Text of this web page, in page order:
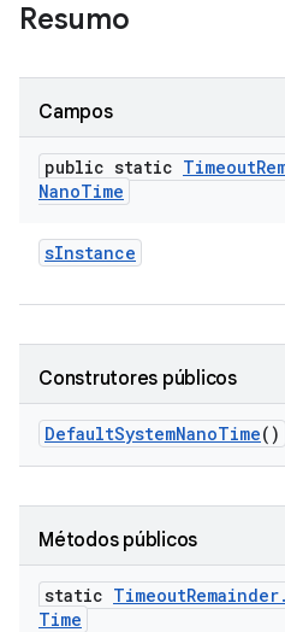
Resumo
Campos
public static Timeout
NanoTime
sInstance
Construtores públicos
DefaultSystemNanoTime()
Métodos públicos
static TimeoutRemainder.
Time